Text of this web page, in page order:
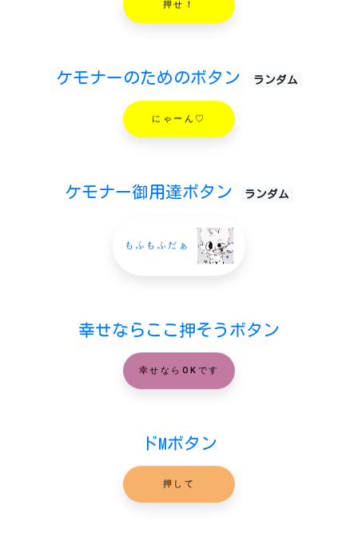
押せ！
ケモナーのためのボタン ランダム
にゃーん♡
ケモナー御用達ボタン ランダム
もふもふだぁ
幸せならここ押そうボタン
幸せならOKです
ドMボタン
押して